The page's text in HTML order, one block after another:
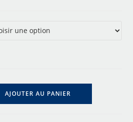
AJOUTER AU PANIER